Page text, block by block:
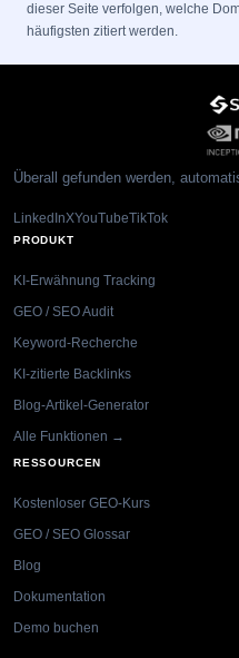
dieser Seite verfolgen, welche
häufigsten zitiert werden.
Überall gefunden werden,
LinkedInXYouTubeTikTok
PRODUKT
KI-Erwähnung Tracking
GEO / SEO Audit
Keyword-Recherche
KI-zitierte Backlinks
Blog-Artikel-Generator
Alle Funktionen →
RESSOURCEN
Kostenloser GEO-Kurs
GEO / SEO Glossar
Blog
Dokumentation
Demo buchen